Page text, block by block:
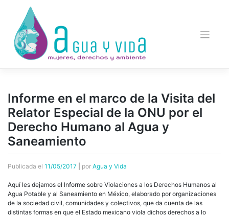
contenido
Informe en el marco de la Visita del
Relator Especial de la ONU por el
Derecho Humano al Agua y
Saneamiento
Publicada el 11/05/2017 por Agua y Vida
Aquí les dejamos el Informe sobre Violaciones a los Derechos Humanos al
Agua Potable y al Saneamiento en México, elaborado por organizaciones
de la sociedad civil, comunidades y colectivos, que da cuenta de las
distintas formas en que el Estado mexicano viola dichos derechos a lo